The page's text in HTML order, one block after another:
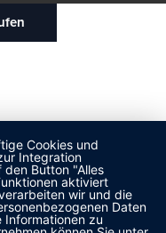
Cookies und
Integration
den Button "Alles
aktiviert
wir und die
Daten
zu